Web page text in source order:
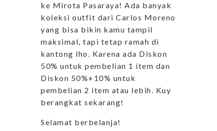
ke Mirota Pasaraya! Ada banyak
koleksi outfit dari Carlos Moreno
yang bisa bikin kamu tampil
maksimal, tapi tetap ramah di
kantong lho. Karena ada Diskon
50% untuk pembelian 1 item dan
Diskon 50%+10% untuk
pembelian 2 item atau lebih. Kuy
berangkat sekarang!
Selamat berbelanja!